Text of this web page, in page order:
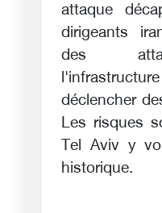
attaque
dirigeants
des
déclencher
Les risques
Tel Aviv y
historique.